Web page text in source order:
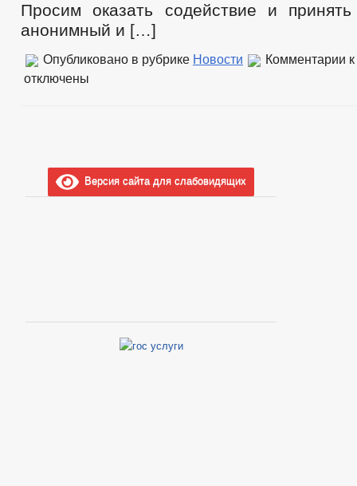
Просим оказать содействие и
анонимный и […]
Опубликовано в рубрике Новости Комментарии
отключены
Версия сайта для слабовидящих